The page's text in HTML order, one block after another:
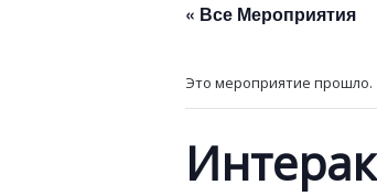
« Все Мероприятия
Это мероприятие прошло.